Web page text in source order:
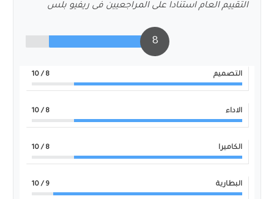
التقييم العام استنادا على المراجعيين فى ريفيو بلس
8
التصميم 8
/ 10
الاداء 8
/ 10
الكاميرا 8
/ 10
البطارية 9
/ 10